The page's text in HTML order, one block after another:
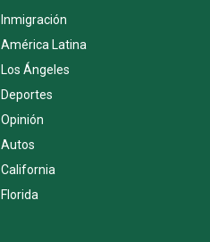
Inmigración
América Latina
Los Ángeles
Deportes
Opinión
Autos
California
Florida